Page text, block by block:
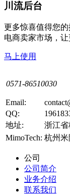
川流后台
更多惊喜值得您的
电商卖家市场，
马上使用
0571-86510030
Email:
QQ:
地址:
浙江省
MimoTech: 杭州米
公司
公司简介
业务介绍
联系我们